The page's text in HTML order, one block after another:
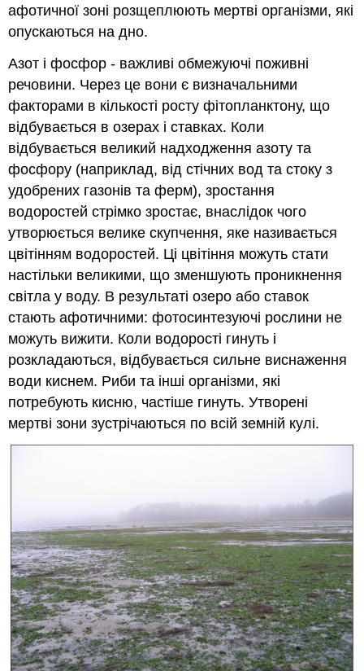
афотичної зоні розщеплюють мертві організми, які
опускаються на дно.
Азот і фосфор - важливі обмежуючі поживні
речовини. Через це вони є визначальними
факторами в кількості росту фітопланктону, що
відбувається в озерах і ставках. Коли
відбувається великий надходження азоту та
фосфору (наприклад, від стічних вод та стоку з
удобрених газонів та ферм), зростання
водоростей стрімко зростає, внаслідок чого
утворюється велике скупчення, яке називається
цвітінням водоростей. Ці цвітіння можуть стати
настільки великими, що зменшують проникнення
світла у воду. В результаті озеро або ставок
стають афотичними: фотосинтезуючі рослини не
можуть вижити. Коли водорості гинуть і
розкладаються, відбувається сильне виснаження
води киснем. Риби та інші організми, які
потребують кисню, частіше гинуть. Утворені
мертві зони зустрічаються по всій земній кулі.